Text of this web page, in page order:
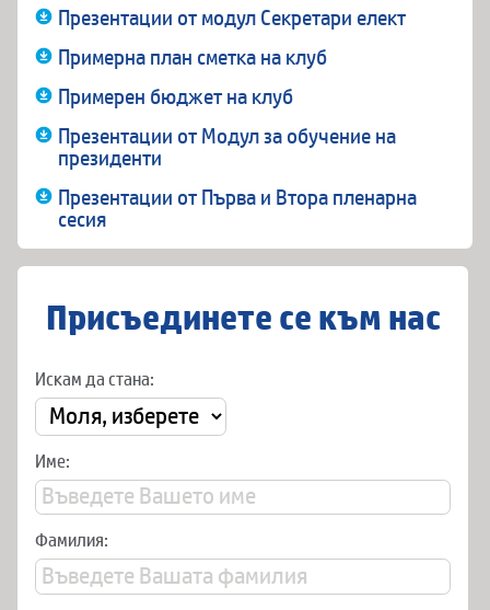
Презентации от модул Секретари елект
Примерна план сметка на клуб
Примерен бюджет на клуб
Презентации от Модул за обучение на
президенти
Презентации от Първа и Втора пленарна
сесия
Присъединете се към нас
Искам да стана:
Име:
Фамилия: